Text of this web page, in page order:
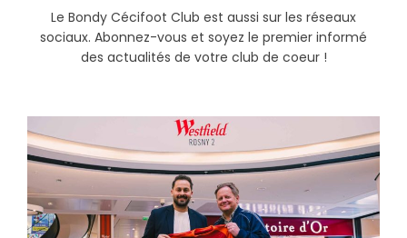
Le Bondy Cécifoot Club est aussi sur les réseaux
sociaux. Abonnez-vous et soyez le premier informé
des actualités de votre club de coeur !